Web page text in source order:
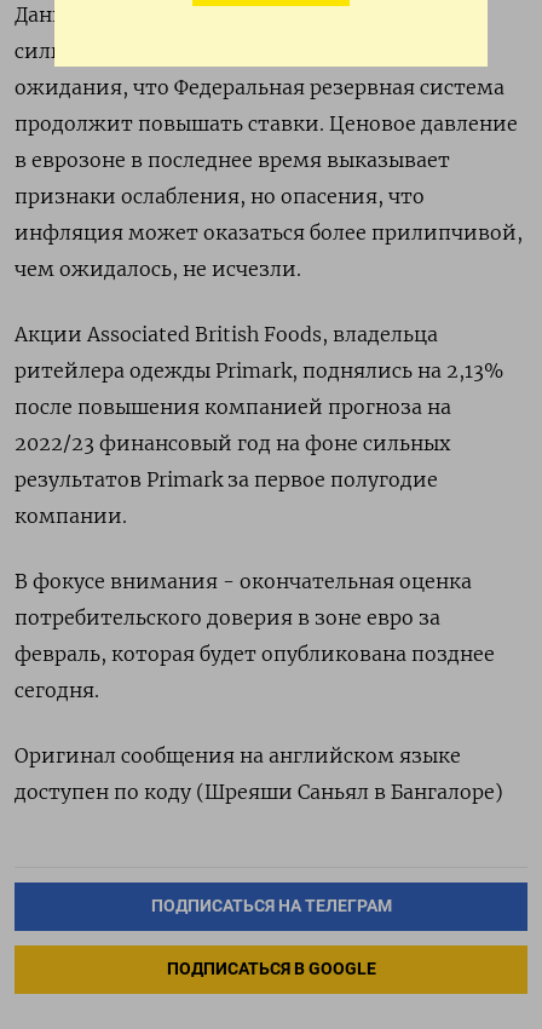
Данные инфляции в США оказались более
сильными, чем ожидалось, что подкрепило
ожидания, что Федеральная резервная система
продолжит повышать ставки. Ценовое давление
в еврозоне в последнее время выказывает
признаки ослабления, но опасения, что
инфляция может оказаться более прилипчивой,
чем ожидалось, не исчезли.
Акции Associated British Foods, владельца
ритейлера одежды Primark, поднялись на 2,13%
после повышения компанией прогноза на
2022/23 финансовый год на фоне сильных
результатов Primark за первое полугодие
компании.
В фокусе внимания - окончательная оценка
потребительского доверия в зоне евро за
февраль, которая будет опубликована позднее
сегодня.
Оригинал сообщения на английском языке
доступен по коду (Шреяши Саньял в Бангалоре)
ПОДПИСАТЬСЯ НА ТЕЛЕГРАМ
ПОДПИСАТЬСЯ В GOOGLE